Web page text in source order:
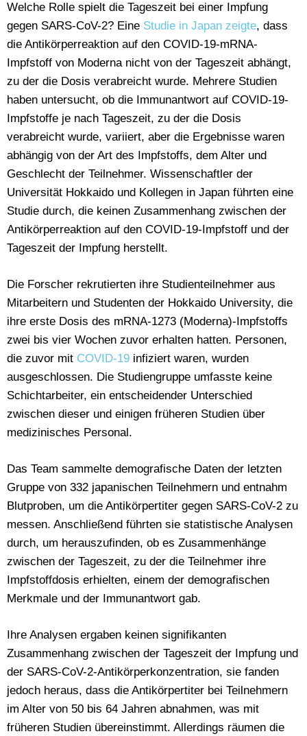
Welche Rolle spielt die Tageszeit bei einer Impfung
gegen SARS-CoV-2? Eine Studie in Japan zeigte, dass
die Antikörperreaktion auf den COVID-19-mRNA-
Impfstoff von Moderna nicht von der Tageszeit abhängt,
zu der die Dosis verabreicht wurde. Mehrere Studien
haben untersucht, ob die Immunantwort auf COVID-19-
Impfstoffe je nach Tageszeit, zu der die Dosis
verabreicht wurde, variiert, aber die Ergebnisse waren
abhängig von der Art des Impfstoffs, dem Alter und
Geschlecht der Teilnehmer. Wissenschaftler der
Universität Hokkaido und Kollegen in Japan führten eine
Studie durch, die keinen Zusammenhang zwischen der
Antikörperreaktion auf den COVID-19-Impfstoff und der
Tageszeit der Impfung herstellt.
Die Forscher rekrutierten ihre Studienteilnehmer aus
Mitarbeitern und Studenten der Hokkaido University, die
ihre erste Dosis des mRNA-1273 (Moderna)-Impfstoffs
zwei bis vier Wochen zuvor erhalten hatten. Personen,
die zuvor mit COVID-19 infiziert waren, wurden
ausgeschlossen. Die Studiengruppe umfasste keine
Schichtarbeiter, ein entscheidender Unterschied
zwischen dieser und einigen früheren Studien über
medizinisches Personal.
Das Team sammelte demografische Daten der letzten
Gruppe von 332 japanischen Teilnehmern und entnahm
Blutproben, um die Antikörpertiter gegen SARS-CoV-2 zu
messen. Anschließend führten sie statistische Analysen
durch, um herauszufinden, ob es Zusammenhänge
zwischen der Tageszeit, zu der die Teilnehmer ihre
Impfstoffdosis erhielten, einem der demografischen
Merkmale und der Immunantwort gab.
Ihre Analysen ergaben keinen signifikanten
Zusammenhang zwischen der Tageszeit der Impfung und
der SARS-CoV-2-Antikörperkonzentration, sie fanden
jedoch heraus, dass die Antikörpertiter bei Teilnehmern
im Alter von 50 bis 64 Jahren abnahmen, was mit
früheren Studien übereinstimmt. Allerdings räumen die